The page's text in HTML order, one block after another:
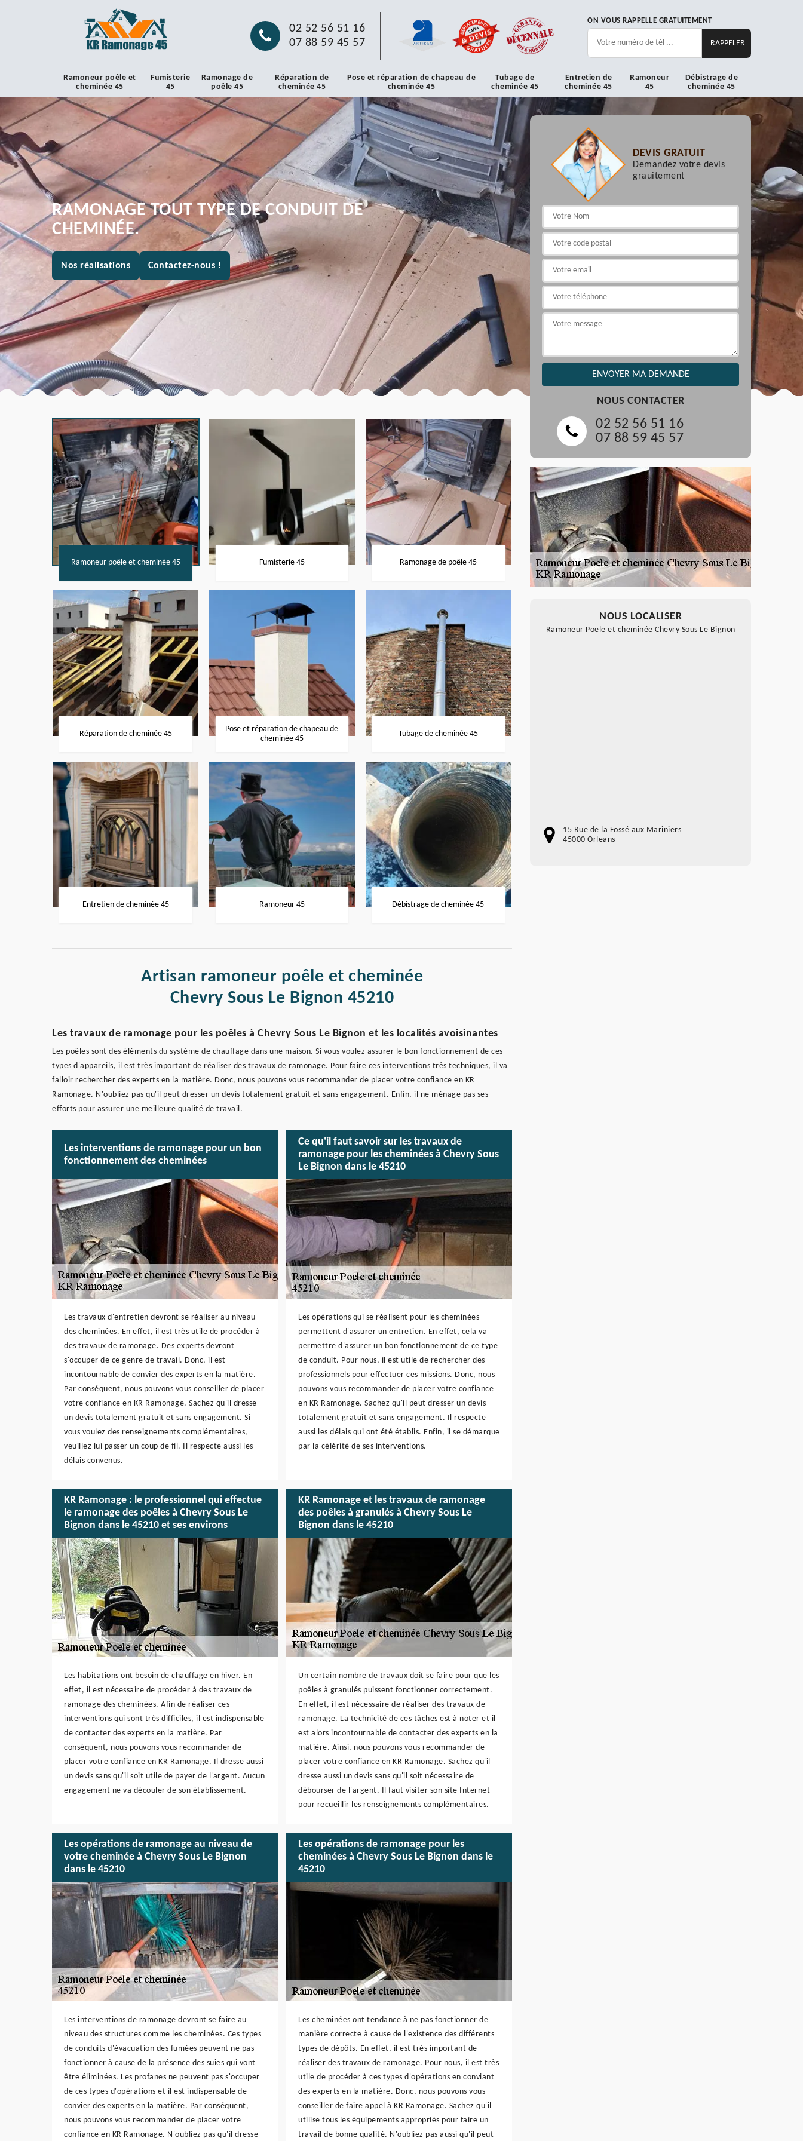
02 52 56 51 16
07 88 59 45 57
ON VOUS RAPPELLE GRATUITEMENT
Ramoneur poêle et
cheminée 45
Fumisterie
45
Ramonage de
poêle 45
Réparation de
cheminée 45
Pose et réparation de chapeau de
cheminée 45
Tubage de
cheminée 45
Entretien de
cheminée 45
Ramoneur
45
Débistrage de
cheminée 45
RAMONAGE TOUT TYPE DE CONDUIT DE
CHEMINÉE.
Nos réalisations Contactez-nous !
Ramoneur poêle et cheminée 45 Fumisterie 45 Ramonage de poêle 45
Réparation de cheminée 45
Pose et réparation de chapeau de
cheminée 45
Tubage de cheminée 45
Entretien de cheminée 45 Ramoneur 45 Débistrage de cheminée 45
Artisan ramoneur poêle et cheminée
Chevry Sous Le Bignon 45210
Les travaux de ramonage pour les poêles à Chevry Sous Le Bignon et les localités avoisinantes
Les poêles sont des éléments du système de chauffage dans une maison. Si vous voulez assurer le bon fonctionnement de ces
types d'appareils, il est très important de réaliser des travaux de ramonage. Pour faire ces interventions très techniques, il va
falloir rechercher des experts en la matière. Donc, nous pouvons vous recommander de placer votre confiance en KR
Ramonage. N'oubliez pas qu'il peut dresser un devis totalement gratuit et sans engagement. Enfin, il ne ménage pas ses
efforts pour assurer une meilleure qualité de travail.
Les interventions de ramonage pour un bon
fonctionnement des cheminées
Les travaux d'entretien devront se réaliser au niveau
des cheminées. En effet, il est très utile de procéder à
des travaux de ramonage. Des experts devront
s'occuper de ce genre de travail. Donc, il est
incontournable de convier des experts en la matière.
Par conséquent, nous pouvons vous conseiller de placer
votre confiance en KR Ramonage. Sachez qu'il dresse
un devis totalement gratuit et sans engagement. Si
vous voulez des renseignements complémentaires,
veuillez lui passer un coup de fil. Il respecte aussi les
délais convenus.
Ce qu'il faut savoir sur les travaux de
ramonage pour les cheminées à Chevry Sous
Le Bignon dans le 45210
Les opérations qui se réalisent pour les cheminées
permettent d'assurer un entretien. En effet, cela va
permettre d'assurer un bon fonctionnement de ce type
de conduit. Pour nous, il est utile de rechercher des
professionnels pour effectuer ces missions. Donc, nous
pouvons vous recommander de placer votre confiance
en KR Ramonage. Sachez qu'il peut dresser un devis
totalement gratuit et sans engagement. Il respecte
aussi les délais qui ont été établis. Enfin, il se démarque
par la célérité de ses interventions.
KR Ramonage : le professionnel qui effectue
le ramonage des poêles à Chevry Sous Le
Bignon dans le 45210 et ses environs
Les habitations ont besoin de chauffage en hiver. En
effet, il est nécessaire de procéder à des travaux de
ramonage des cheminées. Afin de réaliser ces
interventions qui sont très difficiles, il est indispensable
de contacter des experts en la matière. Par
conséquent, nous pouvons vous recommander de
placer votre confiance en KR Ramonage. Il dresse aussi
un devis sans qu'il soit utile de payer de l'argent. Aucun
engagement ne va découler de son établissement.
KR Ramonage et les travaux de ramonage
des poêles à granulés à Chevry Sous Le
Bignon dans le 45210
Un certain nombre de travaux doit se faire pour que les
poêles à granulés puissent fonctionner correctement.
En effet, il est nécessaire de réaliser des travaux de
ramonage. La technicité de ces tâches est à noter et il
est alors incontournable de contacter des experts en la
matière. Ainsi, nous pouvons vous recommander de
placer votre confiance en KR Ramonage. Sachez qu'il
dresse aussi un devis sans qu'il soit nécessaire de
débourser de l'argent. Il faut visiter son site Internet
pour recueillir les renseignements complémentaires.
Les opérations de ramonage au niveau de
votre cheminée à Chevry Sous Le Bignon
dans le 45210
Les interventions de ramonage devront se faire au
niveau des structures comme les cheminées. Ces types
de conduits d'évacuation des fumées peuvent ne pas
fonctionner à cause de la présence des suies qui vont
être éliminées. Les profanes ne peuvent pas s'occuper
de ces types d'opérations et il est indispensable de
convier des experts en la matière. Par conséquent,
nous pouvons vous recommander de placer votre
confiance en KR Ramonage. N'oubliez pas qu'il dresse
Les opérations de ramonage pour les
cheminées à Chevry Sous Le Bignon dans le
45210
Les cheminées ont tendance à ne pas fonctionner de
manière correcte à cause de l'existence des différents
types de dépôts. En effet, il est très important de
réaliser des travaux de ramonage. Pour nous, il est très
utile de procéder à ces types d'opérations en conviant
des experts en la matière. Donc, nous pouvons vous
conseiller de faire appel à KR Ramonage. Sachez qu'il
utilise tous les équipements appropriés pour faire un
travail de bonne qualité. N'oubliez pas aussi qu'il peut
DEVIS GRATUIT
Demandez votre devis
grauitement
NOUS CONTACTER
02 52 56 51 16
07 88 59 45 57
NOUS LOCALISER
Ramoneur Poele et cheminée Chevry Sous Le Bignon
15 Rue de la Fossé aux Mariniers
45000 Orleans